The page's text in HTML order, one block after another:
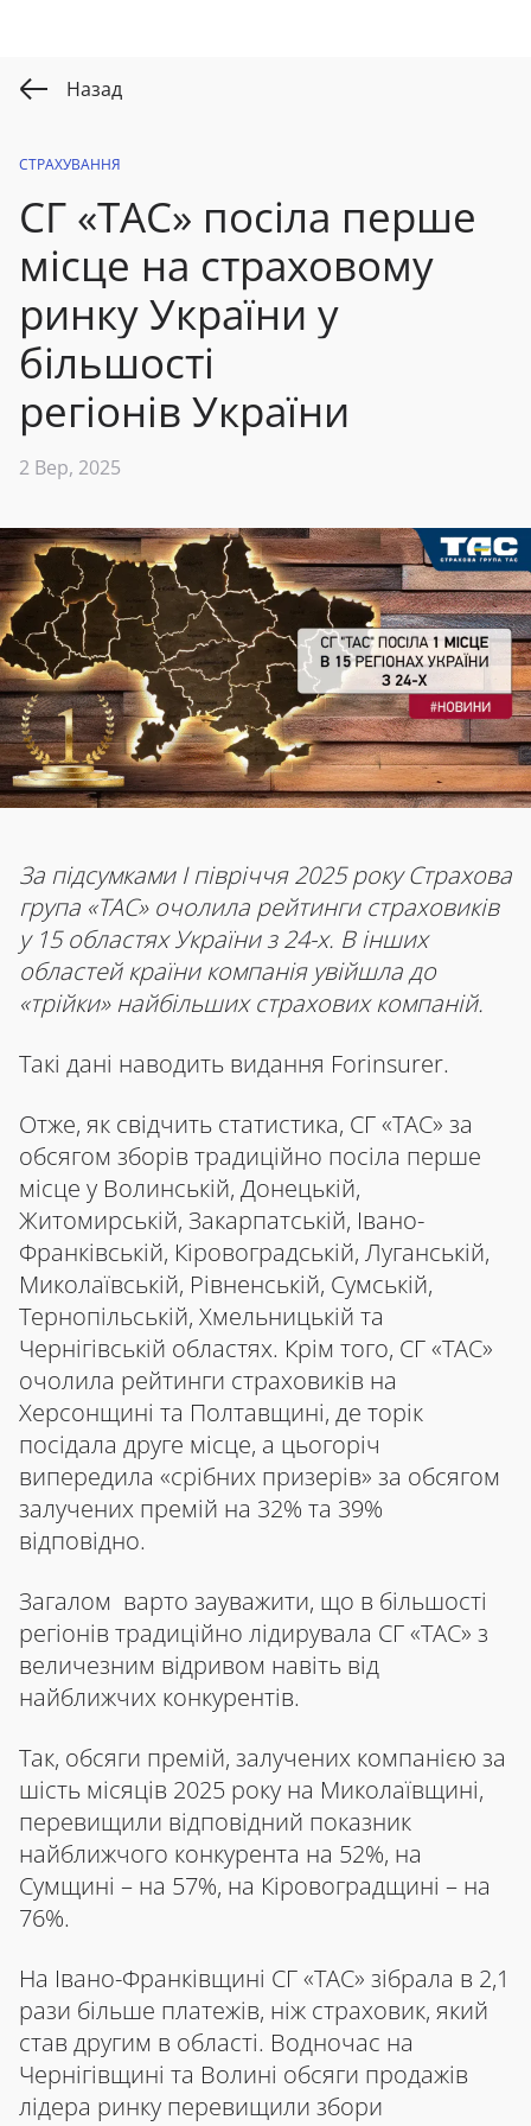
Назад
СТРАХУВАННЯ
СГ «ТАС» посіла перше
місце на страховому
ринку України у
більшості
регіонів України
2 Вер, 2025
За підсумками І півріччя 2025 року Страхова
група «ТАС» очолила рейтинги страховиків
у 15 областях України з 24-х. В інших
областей країни компанія увійшла до
«трійки» найбільших страхових компаній.
Такі дані наводить видання Forinsurer.
Отже, як свідчить статистика, СГ «ТАС» за
обсягом зборів традиційно посіла перше
місце у Волинській, Донецькій,
Житомирській, Закарпатській, Івано-
Франківській, Кіровоградській, Луганській,
Миколаївській, Рівненській, Сумській,
Тернопільській, Хмельницькій та
Чернігівській областях. Крім того, СГ «ТАС»
очолила рейтинги страховиків на
Херсонщині та Полтавщині, де торік
посідала друге місце, а цьогоріч
випередила «срібних призерів» за обсягом
залучених премій на 32% та 39%
відповідно.
Загалом варто зауважити, що в більшості
регіонів традиційно лідирувала СГ «ТАС» з
величезним відривом навіть від
найближчих конкурентів.
Так, обсяги премій, залучених компанією за
шість місяців 2025 року на Миколаївщині,
перевищили відповідний показник
найближчого конкурента на 52%, на
Сумщині – на 57%, на Кіровоградщині – на
76%.
На Івано-Франківщині СГ «ТАС» зібрала в 2,1
рази більше платежів, ніж страховик, який
став другим в області. Водночас на
Чернігівщині та Волині обсяги продажів
лідера ринку перевищили збори